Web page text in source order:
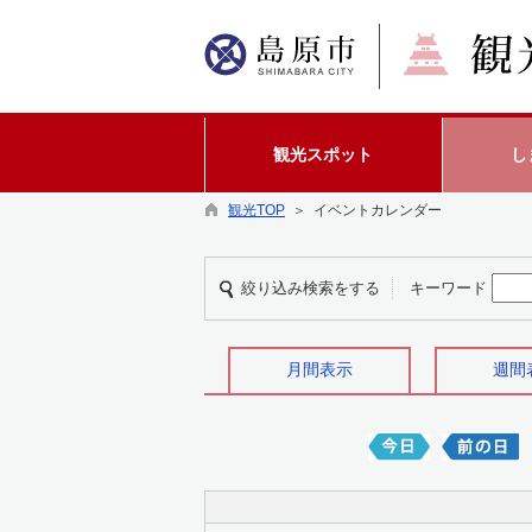
観光スポット
観光TOP ＞ イベントカレンダー
絞り込み検索をする キーワード
月間表示 週間